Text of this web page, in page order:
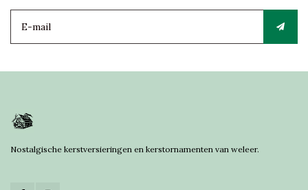
Nostalgische kerstversieringen en kerstornamenten van weleer.